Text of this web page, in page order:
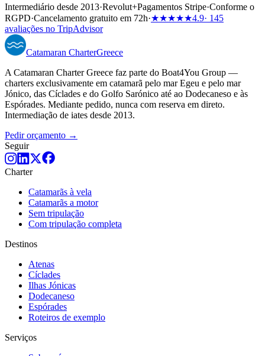
Intermediário desde 2013·Revolut+Pagamentos Stripe·Conforme o
RGPD·Cancelamento gratuito em 72h·★★★★★4.9· 145
avaliações no TripAdvisor
Catamaran CharterGreece
A Catamaran Charter Greece faz parte do Boat4You Group —
charters exclusivamente em catamarã pelo mar Egeu e pelo mar
Jónico, das Cíclades e do Golfo Sarónico até ao Dodecaneso e às
Espórades. Mediante pedido, nunca com reserva em direto.
Intermediação de iates desde 2013.
Pedir orçamento →
Seguir
Charter
Catamarãs à vela
Catamarãs a motor
Sem tripulação
Com tripulação completa
Destinos
Atenas
Cíclades
Ilhas Jónicas
Dodecaneso
Espórades
Roteiros de exemplo
Serviços